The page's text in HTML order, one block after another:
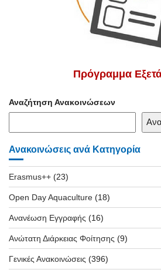
Πρόγραμμα
Αναζήτηση Ανακοινώσεων
Ανακοινώσεις ανά Κατηγορία
Erasmus++ (23)
Open Day Aquaculture (18)
Ανανέωση Εγγραφής (16)
Ανώτατη Διάρκειας Φοίτησης (9)
Γενικές Ανακοινώσεις (396)